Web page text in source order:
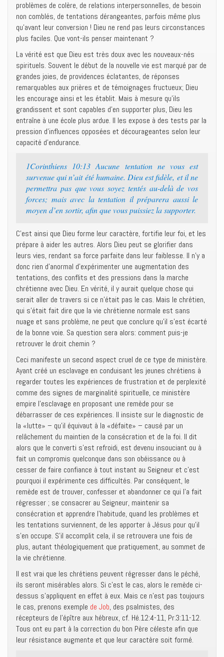
problèmes de colère, de relations interpersonnelles, de besoin
non comblés, de tentations dérangeantes, parfois même plus
qu’avant leur conversion ! Dieu ne rend pas leurs circonstances
plus faciles. Que vont-ils penser maintenant ?
La vérité est que Dieu est très doux avec les nouveaux-nés
spirituels. Souvent le début de la nouvelle vie est marqué par de
grandes joies, de providences éclatantes, de réponses
remarquables aux prières et de témoignages fructueux; Dieu
les encourage ainsi et les établit. Mais à mesure qu’ils
grandissent et sont capables d’en supporter plus, Dieu les
entraîne à une école plus ardue. Il les expose à des tests par la
pression d’influences opposées et décourageantes selon leur
capacité d’endurance.
1Corinthiens 10:13 Aucune tentation ne vous est
survenue qui n’ait été humaine. Dieu est fidèle, et il ne
permettra pas que vous soyez tentés au-delà de vos
forces; mais avec la tentation il préparera aussi le
moyen d’en sortir, afin que vous puissiez la supporter.
C’est ainsi que Dieu forme leur caractère, fortifie leur foi, et les
prépare à aider les autres. Alors Dieu peut se glorifier dans
leurs vies, rendant sa force parfaite dans leur faiblesse. Il n’y a
donc rien d’anormal d’expérimenter une augmentation des
tentations, des conflits et des pressions dans la marche
chrétienne avec Dieu. En vérité, il y aurait quelque chose qui
serait aller de travers si ce n’était pas le cas. Mais le chrétien,
qui s’était fait dire que la vie chrétienne normale est sans
nuage et sans problème, ne peut que conclure qu’il s’est écarté
de la bonne voie. Sa question sera alors: comment puis-je
retrouver le droit chemin ?
Ceci manifeste un second aspect cruel de ce type de ministère.
Ayant créé un esclavage en conduisant les jeunes chrétiens à
regarder toutes les expériences de frustration et de perplexité
comme des signes de marginalité spirituelle, ce ministère
empire l’esclavage en proposant une remède pour se
débarrasser de ces expériences. Il insiste sur le diagnostic de
la «lutte» – qu’il équivaut à la «défaite» – causé par un
relâchement du maintien de la consécration et de la foi. Il dit
alors que le converti s’est refroidi, est devenu insouciant ou à
fait un compromis quelconque dans son obéissance ou à
cesser de faire confiance à tout instant au Seigneur et c’est
pourquoi il expérimente ces difficultés. Par conséquent, le
remède est de trouver, confesser et abandonner ce qui l’a fait
régresser ; se consacrer au Seigneur, maintenir sa
consécration et apprendre l’habitude, quand les problèmes et
les tentations surviennent, de les apporter à Jésus pour qu’il
s’en occupe. S’il accomplit cela, il se retrouvera une fois de
plus, autant théologiquement que pratiquement, au sommet de
la vie chrétienne.
Il est vrai que les chrétiens peuvent régresser dans le péché,
ils seront misérables alors. Si c’est le cas, alors le remède ci-
dessus s’appliquent en effet à eux. Mais ce n’est pas toujours
le cas, prenons exemple de Job, des psalmistes, des
récepteurs de l’épître aux hébreux, cf. Hé.12:4-11, Pr.3:11-12.
Tous ont eu part à la correction du bon Père céleste afin que
leur résistance augmente et que leur caractère soit formé.